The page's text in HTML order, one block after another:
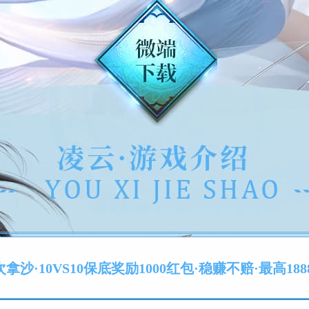
拿沙·10VS10保底奖励1000红包·稳赚不赔·最高